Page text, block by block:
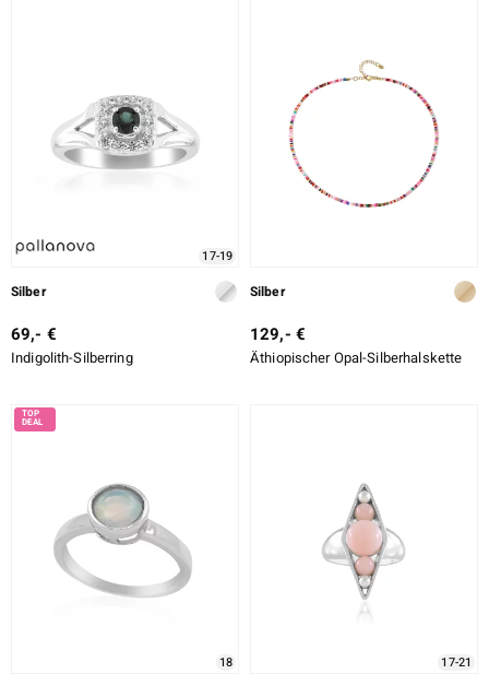
17-19
Silber
69,- €
Indigolith-Silberring
Silber
129,- €
Äthiopischer Opal-Silberhalskette
18 17-21